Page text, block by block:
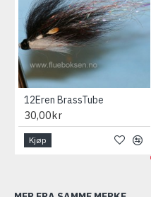
12Eren BrassTube
30,00kr
Kjøp